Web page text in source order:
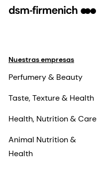
Nuestras empresas
Perfumery & Beauty
Taste, Texture & Health
Health, Nutrition & Care
Animal Nutrition &
Health